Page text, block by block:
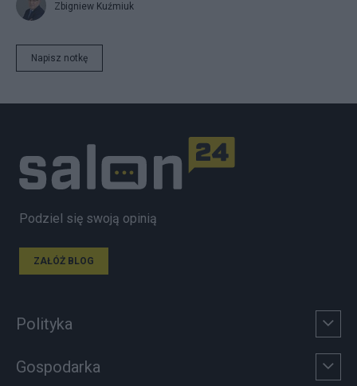
Zbigniew Kuźmiuk
Napisz notkę
Podziel się swoją opinią
ZAŁÓŻ BLOG
Polityka
Gospodarka